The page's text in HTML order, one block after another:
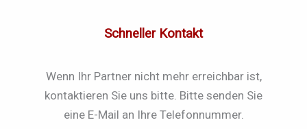
Schneller Kontakt
Wenn Ihr Partner nicht mehr erreichbar ist,
kontaktieren Sie uns bitte. Bitte senden Sie
eine E-Mail an Ihre Telefonnummer.